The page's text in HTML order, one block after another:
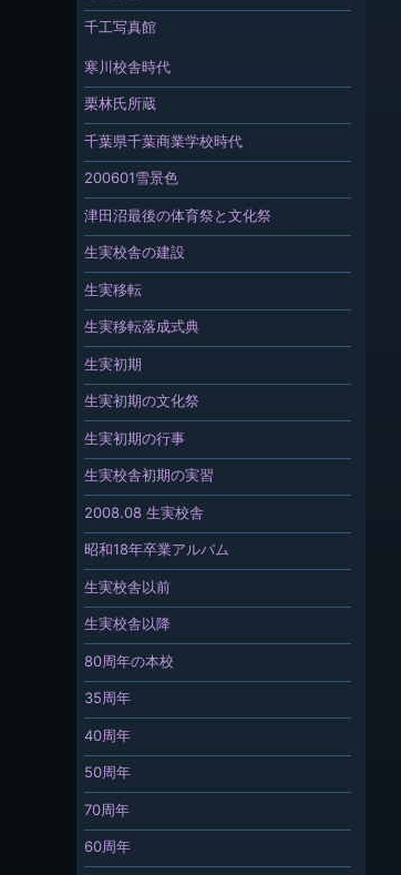
千工写真館
寒川校舎時代
栗林氏所蔵
千葉県千葉商業学校時代
200601雪景色
津田沼最後の体育祭と文化祭
生実校舎の建設
生実移転
生実移転落成式典
生実初期
生実初期の文化祭
生実初期の行事
生実校舎初期の実習
2008.08 生実校舎
昭和18年卒業アルバム
生実校舎以前
生実校舎以降
80周年の本校
35周年
40周年
50周年
70周年
60周年